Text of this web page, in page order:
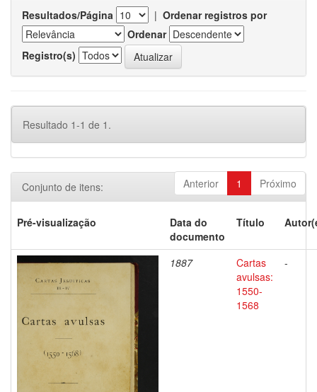
Resultados/Página | Ordenar registros por
Ordenar
Registro(s)
Resultado 1-1 de 1.
Anterior 1 Próximo
Conjunto de itens:
Pré-visualização
Data do
documento
Título
1887
Cartas
avulsas:
1550-
1568
-